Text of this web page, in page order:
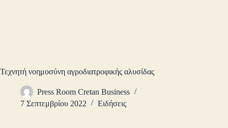
Τεχνητή νοημοσύνη αγροδιατροφικής αλυσίδας
Press Room Cretan Business
7 Σεπτεμβρίου 2022
Ειδήσεις